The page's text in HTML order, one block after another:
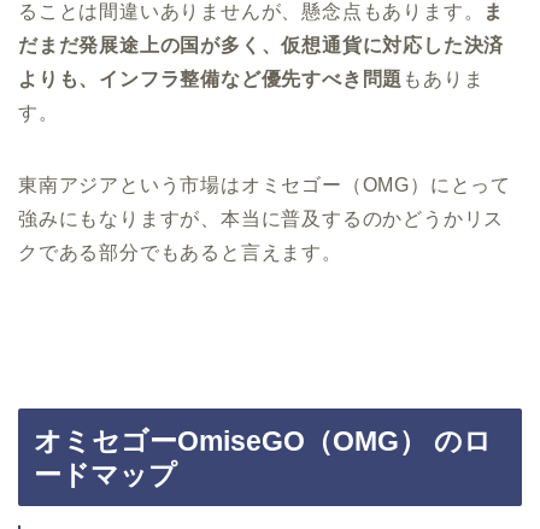
ることは間違いありませんが、懸念点もあります。
ま
だまだ発展途上の国が多く、仮想通貨に対応した決済
よりも、インフラ整備など優先すべき問題 もありま
す。
東南アジアという市場はオミセゴー（OMG）にとって
強みにもなりますが、本当に普及するのかどうかリス
クである部分でもあると言えます。
オミセゴーOmiseGO（OMG） のロ
ードマップ